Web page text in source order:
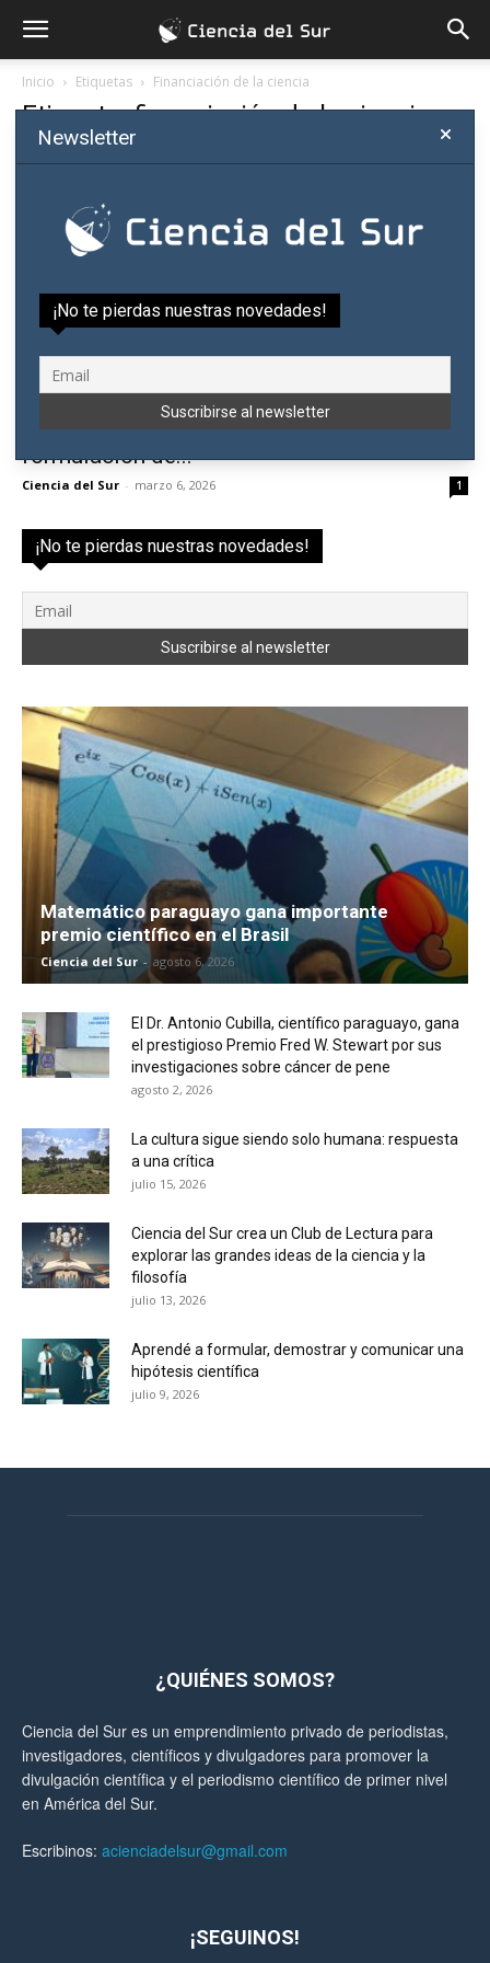
Inicio Etiquetas Financiación de la ciencia
Etiqueta: financiación de la ciencia
Cómo conseguir financiamiento para
investigar: nuevo taller práctico de
formulación de...
Ciencia del Sur - marzo 6, 2026 1
¡No te pierdas nuestras novedades!
Matemático paraguayo gana importante
premio científico en el Brasil
Ciencia del Sur - agosto 6, 2026
El Dr. Antonio Cubilla, científico paraguayo, gana
el prestigioso Premio Fred W. Stewart por sus
investigaciones sobre cáncer de pene
agosto 2, 2026
La cultura sigue siendo solo humana: respuesta
a una crítica
julio 15, 2026
Ciencia del Sur crea un Club de Lectura para
explorar las grandes ideas de la ciencia y la
filosofía
julio 13, 2026
Aprendé a formular, demostrar y comunicar una
hipótesis científica
julio 9, 2026
¿QUIÉNES SOMOS?
Ciencia del Sur es un emprendimiento privado de periodistas,
investigadores, científicos y divulgadores para promover la
divulgación científica y el periodismo científico de primer nivel
en América del Sur.
Escribinos: acienciadelsur@gmail.com
¡SEGUINOS!
Newsletter
¡No te pierdas nuestras novedades!